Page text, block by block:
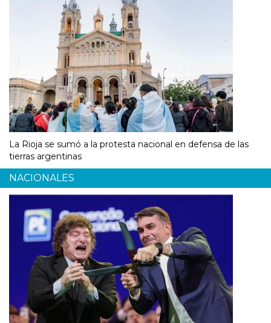
La Rioja se sumó a la protesta nacional en defensa de las
tierras argentinas
NACIONALES